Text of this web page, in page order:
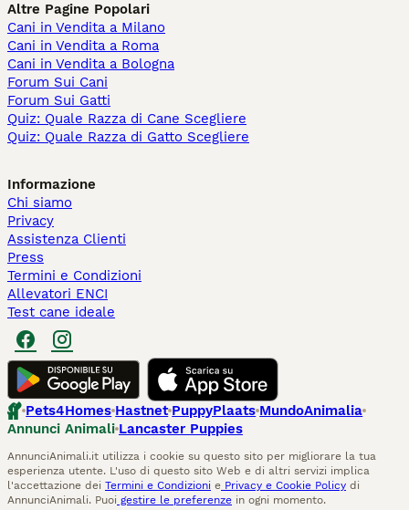
Altre Pagine Popolari
Cani in Vendita a Milano
Cani in Vendita a Roma
Cani in Vendita a Bologna
Forum Sui Cani
Forum Sui Gatti
Quiz: Quale Razza di Cane Scegliere
Quiz: Quale Razza di Gatto Scegliere
Informazione
Chi siamo
Privacy
Assistenza Clienti
Press
Termini e Condizioni
Allevatori ENCI
Test cane ideale
Pets4Homes Hastnet PuppyPlaats MundoAnimalia
Annunci Animali Lancaster Puppies
AnnunciAnimali.it utilizza i cookie su questo sito per migliorare la tua
esperienza utente. L'uso di questo sito Web e di altri servizi implica
l'accettazione dei Termini e Condizioni e Privacy e Cookie Policy di
AnnunciAnimali. Puoi gestire le preferenze in ogni momento.